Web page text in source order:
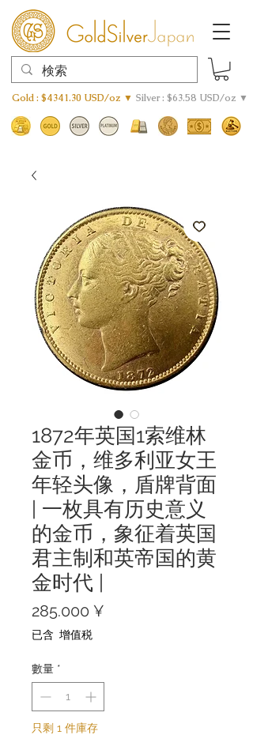
Gold : $4341.30 USD/oz ▼ Silver : $63.58 USD/oz ▼
1872年英国1索维林
金币，维多利亚女王
年轻头像，盾牌背面
| 一枚具有历史意义
的金币，象征着英国
君主制和英帝国的黄
金时代 |
285.000 ¥
已含 增值税
數量 *
只剩 1 件庫存